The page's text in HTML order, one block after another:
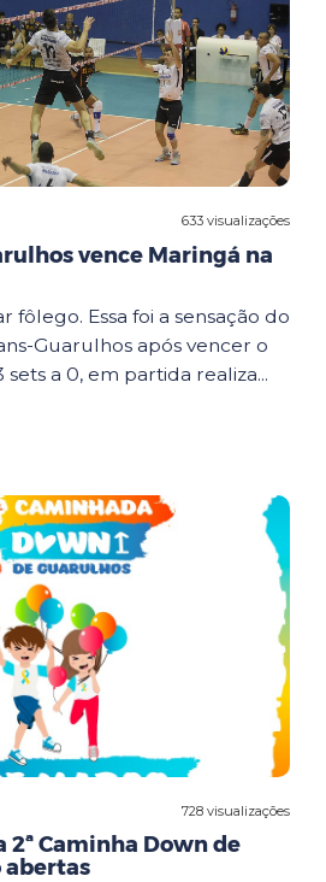
633 visualizações
vence Maringá na
fôlego. Essa foi a sensação do
Guarulhos após vencer o
a 0, em partida realiza...
728 visualizações
2ª Caminha Down de
abertas